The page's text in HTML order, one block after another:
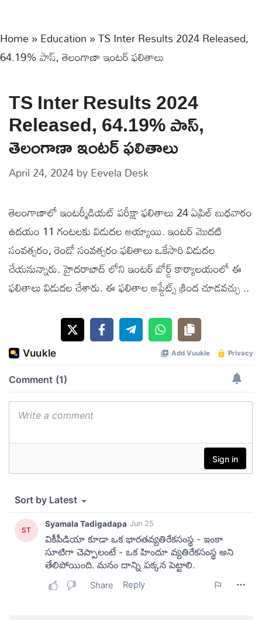
Home»Education»TS Inter Results 2024 Released,
64.19% పాస్, తెలంగాణా ఇంటర్ ఫలితాలు
TS Inter Results 2024
Released, 64.19% పాస్,
తెలంగాణా ఇంటర్ ఫలితాలు
April 24, 2024byEevela Desk
తెలంగాణాలో ఇంటర్మీడియట్ పరీక్షా ఫలితాలు 24 ఏప్రిల్ బుధవారం
ఉదయం 11 గంటలకు విడుదల అయ్యాయి. ఇంటర్ మొదటి
సంవత్సరం, రెండో సంవత్సరం ఫలితాలు ఒకేసారి విడుదల
చేయనున్నారు. హైదరాబాద్ లోని ఇంటర్ బోర్డ్ కార్యాలయంలో ఈ
ఫలితాలు విడుదల చేశారు. ఈ ఫలితాల అప్డేట్స్ క్రింద చూడవచ్చు ..